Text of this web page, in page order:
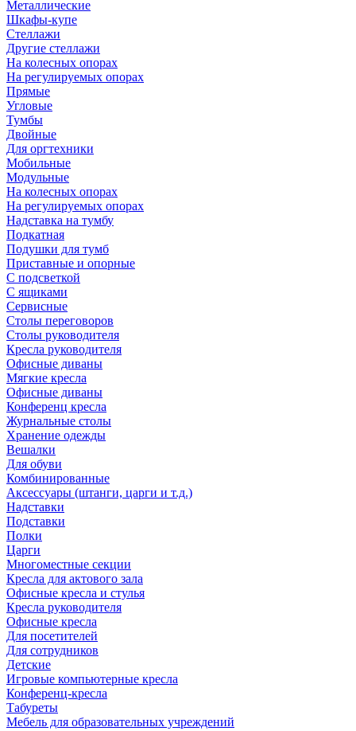
Металлические
Шкафы-купе
Стеллажи
Другие стеллажи
На колесных опорах
На регулируемых опорах
Прямые
Угловые
Тумбы
Двойные
Для оргтехники
Мобильные
Модульные
На колесных опорах
На регулируемых опорах
Надставка на тумбу
Подкатная
Подушки для тумб
Приставные и опорные
С подсветкой
С ящиками
Сервисные
Столы переговоров
Столы руководителя
Кресла руководителя
Офисные диваны
Мягкие кресла
Офисные диваны
Конференц кресла
Журнальные столы
Хранение одежды
Вешалки
Для обуви
Комбинированные
Аксессуары (штанги, царги и т.д.)
Надставки
Подставки
Полки
Царги
Многоместные секции
Кресла для актового зала
Офисные кресла и стулья
Кресла руководителя
Офисные кресла
Для посетителей
Для сотрудников
Детские
Игровые компьютерные кресла
Конференц-кресла
Табуреты
Мебель для образовательных учреждений